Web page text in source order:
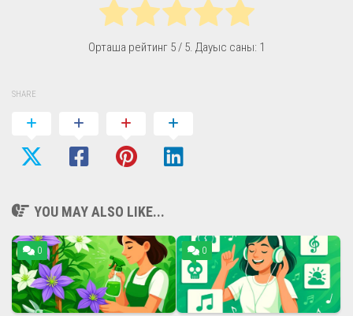
Орташа рейтинг 5/ 5. Дауыс саны: 1
SHARE
YOU MAY ALSO LIKE...
0 0